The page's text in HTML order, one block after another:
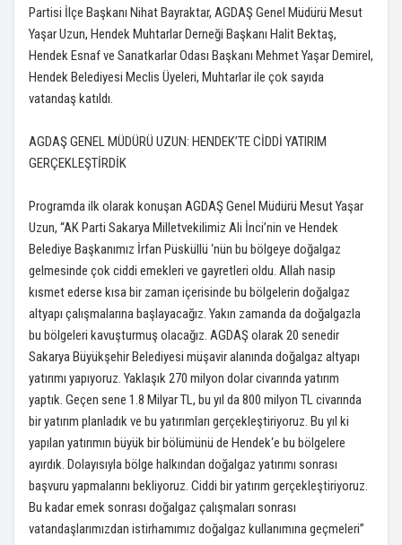
Partisi İlçe Başkanı Nihat Bayraktar, AGDAŞ Genel Müdürü Mesut
Yaşar Uzun, Hendek Muhtarlar Derneği Başkanı Halit Bektaş,
Hendek Esnaf ve Sanatkarlar Odası Başkanı Mehmet Yaşar Demirel,
Hendek Belediyesi Meclis Üyeleri, Muhtarlar ile çok sayıda
vatandaş katıldı.
AGDAŞ GENEL MÜDÜRÜ UZUN: HENDEK’TE CİDDİ YATIRIM
GERÇEKLEŞTİRDİK
Programda ilk olarak konuşan AGDAŞ Genel Müdürü Mesut Yaşar
Uzun, “AK Parti Sakarya Milletvekilimiz Ali İnci’nin ve Hendek
Belediye Başkanımız İrfan Püsküllü ‘nün bu bölgeye doğalgaz
gelmesinde çok ciddi emekleri ve gayretleri oldu. Allah nasip
kısmet ederse kısa bir zaman içerisinde bu bölgelerin doğalgaz
altyapı çalışmalarına başlayacağız. Yakın zamanda da doğalgazla
bu bölgeleri kavuşturmuş olacağız. AGDAŞ olarak 20 senedir
Sakarya Büyükşehir Belediyesi müşavir alanında doğalgaz altyapı
yatırımı yapıyoruz. Yaklaşık 270 milyon dolar civarında yatırım
yaptık. Geçen sene 1.8 Milyar TL, bu yıl da 800 milyon TL civarında
bir yatırım planladık ve bu yatırımları gerçekleştiriyoruz. Bu yıl ki
yapılan yatırımın büyük bir bölümünü de Hendek‘e bu bölgelere
ayırdık. Dolayısıyla bölge halkından doğalgaz yatırımı sonrası
başvuru yapmalarını bekliyoruz. Ciddi bir yatırım gerçekleştiriyoruz.
Bu kadar emek sonrası doğalgaz çalışmaları sonrası
vatandaşlarımızdan istirhamımız doğalgaz kullanımına geçmeleri”